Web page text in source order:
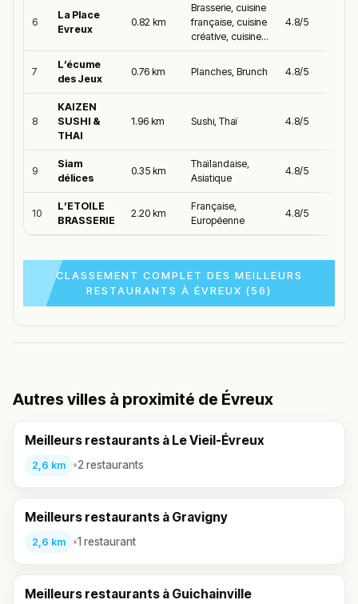
6
La Place
Evreux
0.82 km
Brasserie, cuisine
française, cuisine
créative, cuisine...
4.8/5
7
L’écume
des Jeux
0.76 km Planches, Brunch 4.8/5
8
KAIZEN
SUSHI &
THAI
1.96 km Sushi, Thaï 4.8/5
9
Siam
délices
0.35 km
Thaïlandaise,
Asiatique
4.8/5
10
L’ETOILE
BRASSERIE
2.20 km
Française,
Européenne
4.8/5
CLASSEMENT COMPLET DES MEILLEURS
RESTAURANTS À ÉVREUX (56)
Autres villes à proximité de Évreux
Meilleurs restaurants à Le Vieil-Évreux
2,6 km •2 restaurants
Meilleurs restaurants à Gravigny
2,6 km •1 restaurant
Meilleurs restaurants à Guichainville